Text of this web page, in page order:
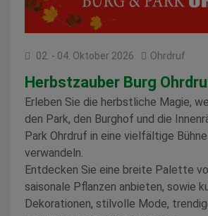
02. - 04. Oktober 2026 Ohrdruf
Herbstzauber Burg
Erleben Sie die herbstliche Magie,
den Park, den Burghof und die
Park Ohrdruf in eine vielfältige
verwandeln.
Entdecken Sie eine breite Palette
saisonale Pflanzen anbieten, sowie
Dekorationen, stilvolle Mode,